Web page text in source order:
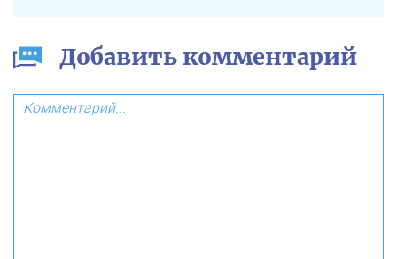
Добавить комментарий